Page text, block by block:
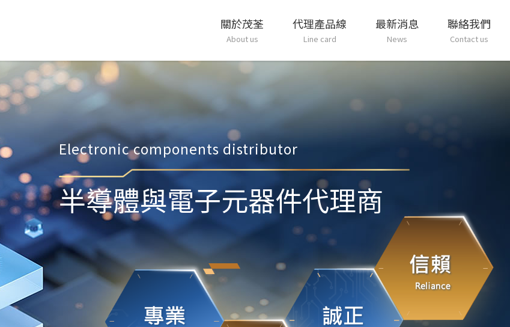
關於茂荃
About us
代理產品線
Line card
最新消息
News
聯絡我們
Contact us
Electronic components distributor
半導體與電子元器件代理商